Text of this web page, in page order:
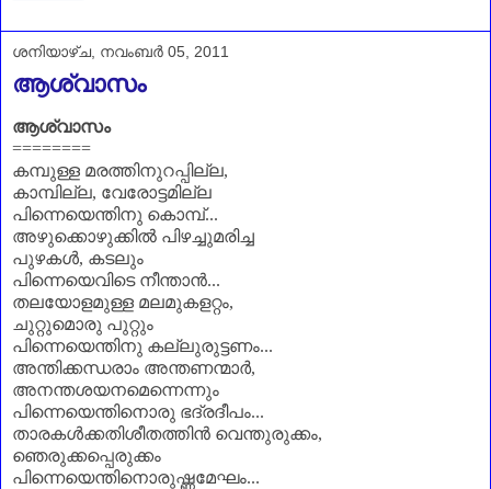
ശനിയാഴ്‌ച, നവംബർ 05, 2011
ആശ്വാസം
ആശ്വാസം
========
കമ്പുള്ള മരത്തിനുറപ്പില്ല,
കാമ്പില്ല, വേരോട്ടമില്ല
പിന്നെയെന്തിനു കൊമ്പ്...
അഴുക്കൊഴുക്കിൽ പിഴച്ചുമരിച്ച
പുഴകൾ, കടലും
പിന്നെയെവിടെ നീന്താൻ...
തലയോളമുള്ള മലമുകളറ്റം,
ചുറ്റുമൊരു പുറ്റും
പിന്നെയെന്തിനു കല്ലുരുട്ടണം...
അന്തിക്കന്ധരാം അന്തണന്മാർ,
അനന്തശയനമെന്നെന്നും
പിന്നെയെന്തിനൊരു ഭദ്രദീപം...
താരകൾക്കതിശീതത്തിൻ വെന്തുരുക്കം,
ഞെരുക്കപ്പെരുക്കം
പിന്നെയെന്തിനൊരുഷ്ണമേഘം...